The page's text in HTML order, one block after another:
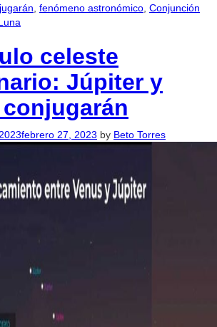
fenómeno astronómico Conjunción
celeste
Júpiter y
febrero 27, 2023 by Beto Torres